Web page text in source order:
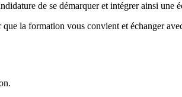
de se démarquer et intégrer ainsi une
la formation vous convient et échanger